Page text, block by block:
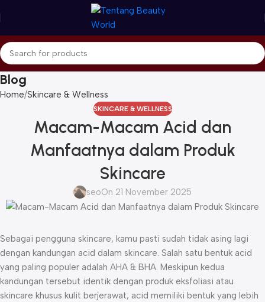
Blog
Home Skincare & Wellness
SKINCARE & WELLNESS
Macam-Macam Acid dan
Manfaatnya dalam Produk
Skincare
seoOn 21 November 2025
Sebagai pengguna skincare, kamu pasti sudah tidak asing lagi
dengan kandungan acid dalam skincare. Salah satu bentuk acid
yang paling populer adalah AHA & BHA. Meskipun kedua
kandungan tersebut identik dengan produk eksfoliasi atau
skincare khusus kulit berjerawat, acid memiliki bentuk yang lebih